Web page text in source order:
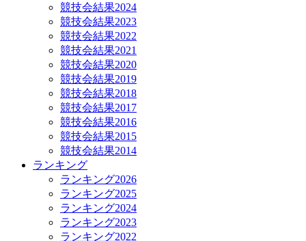
競技会結果2024
競技会結果2023
競技会結果2022
競技会結果2021
競技会結果2020
競技会結果2019
競技会結果2018
競技会結果2017
競技会結果2016
競技会結果2015
競技会結果2014
ランキング
ランキング2026
ランキング2025
ランキング2024
ランキング2023
ランキング2022